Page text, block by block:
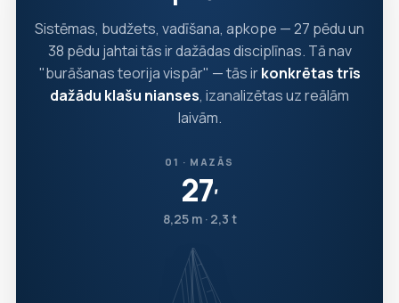
Sistēmas, budžets, vadīšana, apkope — 27 pēdu un
38 pēdu jahtai tās ir dažādas disciplīnas. Tā nav
"burāšanas teorija vispār" — tās irkonkrētas trīs
dažādu klašu nianses, izanalizētas uz reālām
laivām.
01 · MAZĀS
27′
8,25 m · 2,3 t